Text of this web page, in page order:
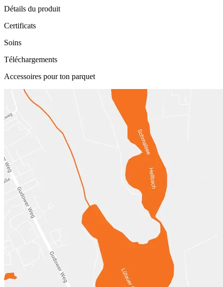
Détails du produit
Certificats
Soins
Téléchargements
Accessoires pour ton parquet